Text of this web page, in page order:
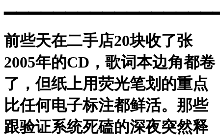
前些天在二手店20块收了张
2005年的CD，歌词本边角都卷
了，但纸上用荧光笔划的重点
比任何电子标注都鲜活。那些
跟验证系统死磕的深夜突然释